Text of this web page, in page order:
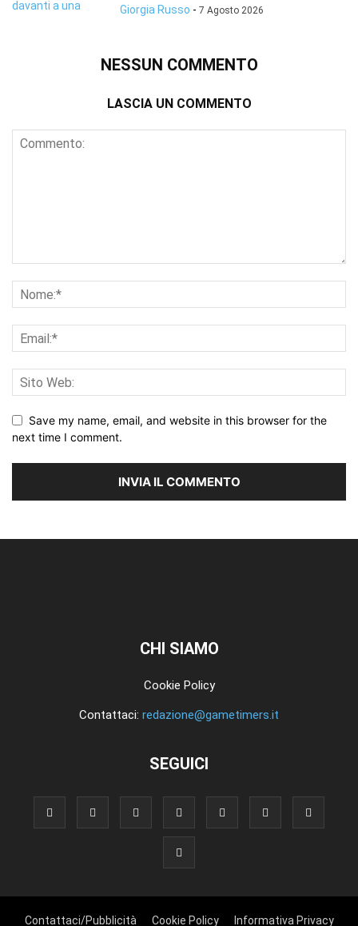
Giorgia Russo - 7 Agosto 2026
NESSUN COMMENTO
LASCIA UN COMMENTO
Save my name, email, and website in this browser for the
next time I comment.
CHI SIAMO
Cookie Policy
Contattaci: redazione@gametimers.it
SEGUICI
Contattaci/Pubblicità Cookie Policy Informativa Privacy